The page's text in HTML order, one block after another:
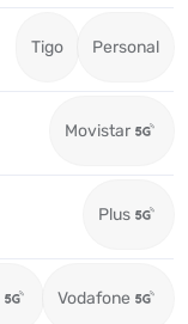
Tigo Personal
Movistar
Plus
Vodafone